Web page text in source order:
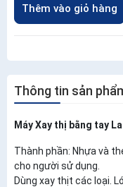
Thêm vào giỏ hàng
Thông tin sản
Máy Xay thị bằng tay
Thành phần: Nhựa và
cho người sử dụng.
Dùng xay thịt các loại.